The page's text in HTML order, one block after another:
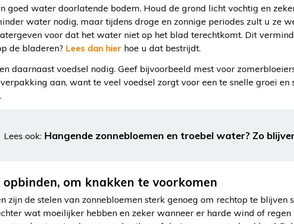
goed water doorlatende bodem. Houd de grond licht vochtig en
water nodig, maar tijdens droge en zonnige periodes zult u ze
voor dat het water niet op het blad terechtkomt. Dit
de bladeren? Lees dan hier hoe u dat bestrijdt.
daarnaast voedsel nodig. Geef bijvoorbeeld mest voor
aan, want te veel voedsel zorgt voor een te snelle groei
Lees ook: Hangende zonnebloemen en troebel water? Zo
opbinden, om knakken te voorkomen
zijn de stelen van zonnebloemen sterk genoeg om rechtop te blijven
wat moeilijker hebben en zeker wanneer er harde wind of